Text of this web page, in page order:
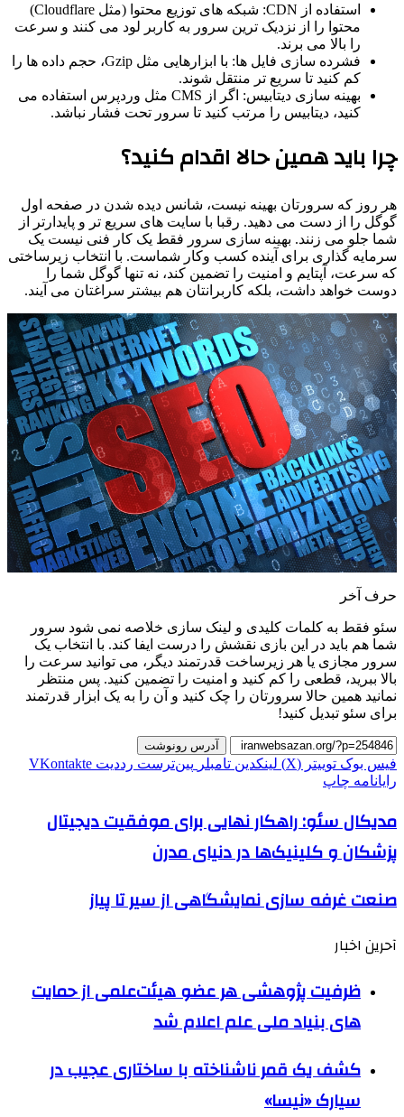
استفاده از CDN: شبکه های توزیع محتوا (مثل Cloudflare)
محتوا را از نزدیک ترین سرور به کاربر لود می کنند و سرعت
را بالا می برند.
فشرده سازی فایل ها: با ابزارهایی مثل Gzip، حجم داده ها را
کم کنید تا سریع تر منتقل شوند.
بهینه سازی دیتابیس: اگر از CMS مثل وردپرس استفاده می
کنید، دیتابیس را مرتب کنید تا سرور تحت فشار نباشد.
چرا باید همین حالا اقدام کنید؟
هر روز که سرورتان بهینه نیست، شانس دیده شدن در صفحه اول
گوگل را از دست می دهید. رقبا با سایت های سریع تر و پایدارتر از
شما جلو می زنند. بهینه سازی سرور فقط یک کار فنی نیست یک
سرمایه گذاری برای آینده کسب وکار شماست. با انتخاب زیرساختی
که سرعت، آپتایم و امنیت را تضمین کند، نه تنها گوگل شما را
دوست خواهد داشت، بلکه کاربرانتان هم بیشتر سراغتان می آیند.
حرف آخر
سئو فقط به کلمات کلیدی و لینک سازی خلاصه نمی شود سرور
شما هم باید در این بازی نقشش را درست ایفا کند. با انتخاب یک
سرور مجازی یا هر زیرساخت قدرتمند دیگر، می توانید سرعت را
بالا ببرید، قطعی را کم کنید و امنیت را تضمین کنید. پس منتظر
نمانید همین حالا سرورتان را چک کنید و آن را به یک ابزار قدرتمند
برای سئو تبدیل کنید!
آدرس رونوشت
فیس بوک توییتر (X) لینکدین ‫تامبلر ‫پین‌ترست ‫رددیت ‫VKontakte
رایانامه چاپ
مدیکال سئو: راهکار نهایی برای موفقیت دیجیتال
پزشکان و کلینیک‌ها در دنیای مدرن
صنعت غرفه سازی نمایشگاهی از سیر تا پیاز
آحرین اخبار
ظرفیت پژوهشی هر عضو هیئت‌علمی از حمایت
های بنیاد ملی علم اعلام شد
کشف یک قمر ناشناخته با ساختاری عجیب در
سیارک «نیسا»